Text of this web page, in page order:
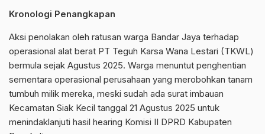
Kronologi Penangkapan
Aksi penolakan oleh ratusan warga Bandar Jaya terhadap
operasional alat berat PT Teguh Karsa Wana Lestari (TKWL)
bermula sejak Agustus 2025. Warga menuntut penghentian
sementara operasional perusahaan yang merobohkan tanam
tumbuh milik mereka, meski sudah ada surat imbauan
Kecamatan Siak Kecil tanggal 21 Agustus 2025 untuk
menindaklanjuti hasil hearing Komisi II DPRD Kabupaten